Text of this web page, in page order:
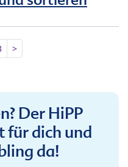
>
Der HiPP
für dich und
da!